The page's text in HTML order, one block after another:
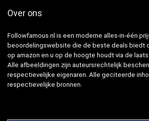
Over ons
Followfamous.nl is een moderne alles-in-één
beoordelingswebsite die de beste deals biedt
op amazon en u op de hoogte houdt via de
Alle afbeeldingen zijn auteursrechtelijk
respectievelijke eigenaren. Alle geciteerde
respectievelijke bronnen.